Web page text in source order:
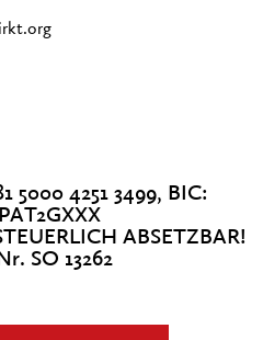
5000 4251 3499, BIC:
ABSETZBAR!
SO 13262